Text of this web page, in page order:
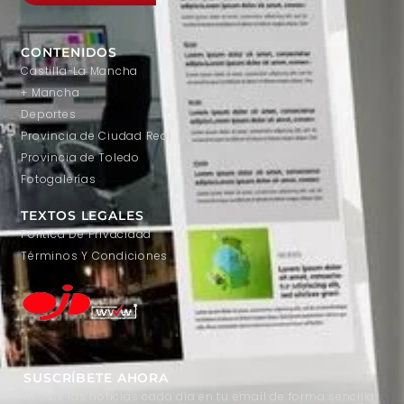
CONTENIDOS
Castilla-La Mancha
+ Mancha
Deportes
Provincia de Ciudad Real
Provincia de Toledo
Fotogalerías
TEXTOS LEGALES
Política De Privacidad
Términos Y Condiciones
SUSCRÍBETE AHORA
Recibe las noticias cada día en tu email de forma sencilla